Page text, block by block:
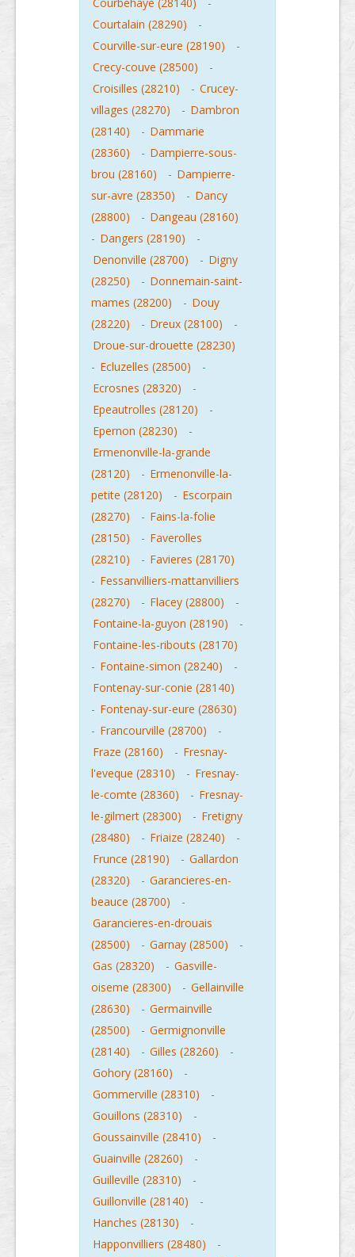
Courtalain (28290)
-
Courville-sur-eure (28190)
-
Crecy-couve (28500)
-
Croisilles (28210)
- Crucey-
villages (28270)
- Dambron
(28140)
- Dammarie
(28360)
- Dampierre-sous-
brou (28160)
- Dampierre-
sur-avre (28350)
- Dancy
(28800)
- Dangeau (28160)
- Dangers (28190)
-
Denonville (28700)
- Digny
(28250)
- Donnemain-saint-
mames (28200)
- Douy
(28220)
- Dreux (28100)
-
Droue-sur-drouette (28230)
- Ecluzelles (28500)
-
Ecrosnes (28320)
-
Epeautrolles (28120)
-
Epernon (28230)
-
Ermenonville-la-grande
(28120)
- Ermenonville-la-
petite (28120)
- Escorpain
(28270)
- Fains-la-folie
(28150)
- Faverolles
(28210)
- Favieres (28170)
- Fessanvilliers-mattanvilliers
(28270)
- Flacey (28800)
-
Fontaine-la-guyon (28190)
-
Fontaine-les-ribouts (28170)
- Fontaine-simon (28240)
-
Fontenay-sur-conie (28140)
- Fontenay-sur-eure (28630)
- Francourville (28700)
-
Fraze (28160)
- Fresnay-
l'eveque (28310)
- Fresnay-
le-comte (28360)
- Fresnay-
le-gilmert (28300)
- Fretigny
(28480)
- Friaize (28240)
-
Frunce (28190)
- Gallardon
(28320)
- Garancieres-en-
beauce (28700)
-
Garancieres-en-drouais
(28500)
- Garnay (28500)
-
Gas (28320)
- Gasville-
oiseme (28300)
- Gellainville
(28630)
- Germainville
(28500)
- Germignonville
(28140)
- Gilles (28260)
-
Gohory (28160)
-
Gommerville (28310)
-
Gouillons (28310)
-
Goussainville (28410)
-
Guainville (28260)
-
Guilleville (28310)
-
Guillonville (28140)
-
Hanches (28130)
-
Happonvilliers (28480)
-